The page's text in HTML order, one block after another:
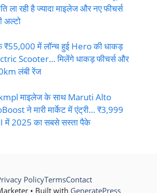
ला रही है ज्यादा माइलेज और नए फीचर्स
अल्टो
₹55,000 में लॉन्च हुई Hero की धाकड़
Scooter… मिलेंगे धाकड़ फीचर्स और
लंबी रेंज
माइलेज के साथ Maruti Alto
ने मारी मार्केट में एंट्री… ₹3,999
में 2025 का सबसे सस्ता पैके
• Built with GeneratePress
PolicyTermsContact